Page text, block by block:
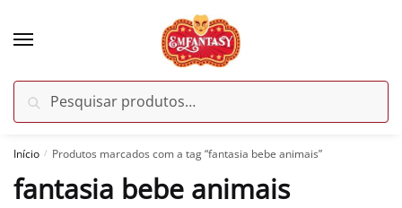
por:
Pesquisar
Início / Produtos marcados com a tag “fantasia bebe animais”
fantasia bebe animais